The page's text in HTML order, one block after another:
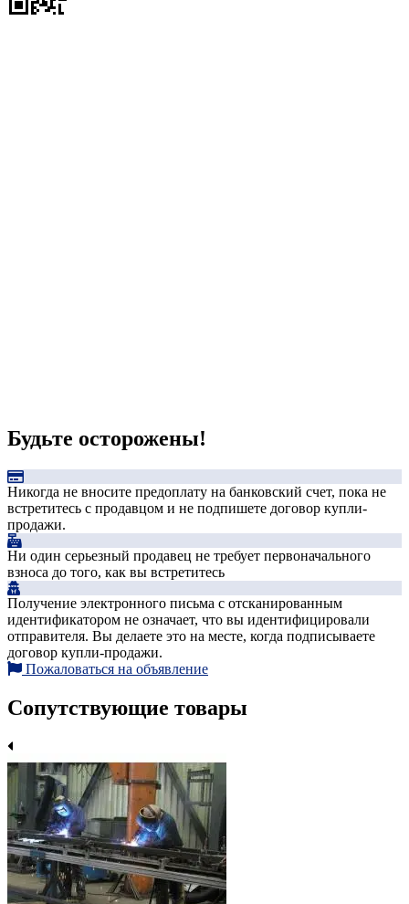
Будьте осторожены!
Никогда не вносите предоплату на банковский счет, пока не
встретитесь с продавцом и не подпишете договор купли-
продажи.
Ни один серьезный продавец не требует первоначального
взноса до того, как вы встретитесь
Получение электронного письма с отсканированным
идентификатором не означает, что вы идентифицировали
отправителя. Вы делаете это на месте, когда подписываете
договор купли-продажи.
Пожаловаться на объявление
Сопутствующие товары